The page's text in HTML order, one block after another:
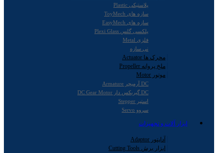
پلاستیکی Plastic
سازه های ToyMech
سازه های EasyMech
پلکسی گلس Plexi Glass
فلزی Metal
نی سازه
محرک ها Actuator
ملخ پروانه Propeller
موتور Motor
DC آرمیچر Armature
DC گیربکس دار DC Gear Motor
استپر Stepper
سروو Servo
ابزار آلات و تجهیزات
آداپتور Adaptor
ابزار برش Cutting Tools